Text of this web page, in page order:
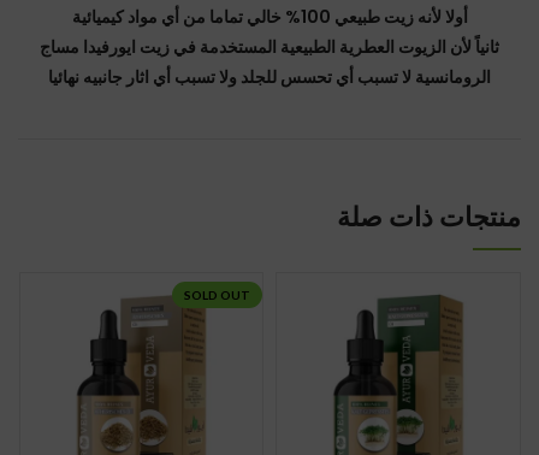
أولا لأنه زيت طبيعي 100% خالي تماما من أي مواد كيميائية
ثانياً لأن الزيوت العطرية الطبيعية المستخدمة في زيت ايورفيدا مساج
الرومانسية لا تسبب أي تحسس للجلد ولا تسبب أي اثار جانبيه نهائيا
منتجات ذات صلة
SOLD OUT